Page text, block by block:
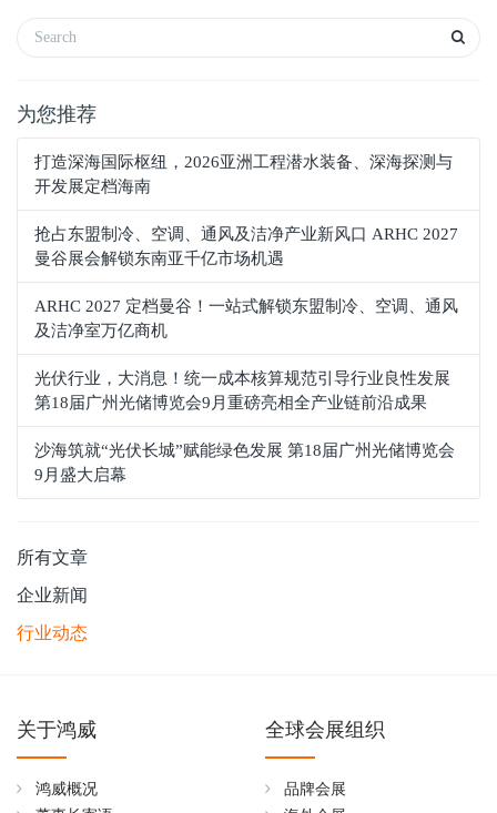
为您推荐
打造深海国际枢纽，2026亚洲工程潜水装备、深海探测与
开发展定档海南
抢占东盟制冷、空调、通风及洁净产业新风口 ARHC 2027
曼谷展会解锁东南亚千亿市场机遇
ARHC 2027 定档曼谷！一站式解锁东盟制冷、空调、通风
及洁净室万亿商机
光伏行业，大消息！统一成本核算规范引导行业良性发展
第18届广州光储博览会9月重磅亮相全产业链前沿成果
沙海筑就“光伏长城”赋能绿色发展 第18届广州光储博览会
9月盛大启幕
所有文章
企业新闻
行业动态
关于鸿威
鸿威概况
全球会展组织
品牌会展